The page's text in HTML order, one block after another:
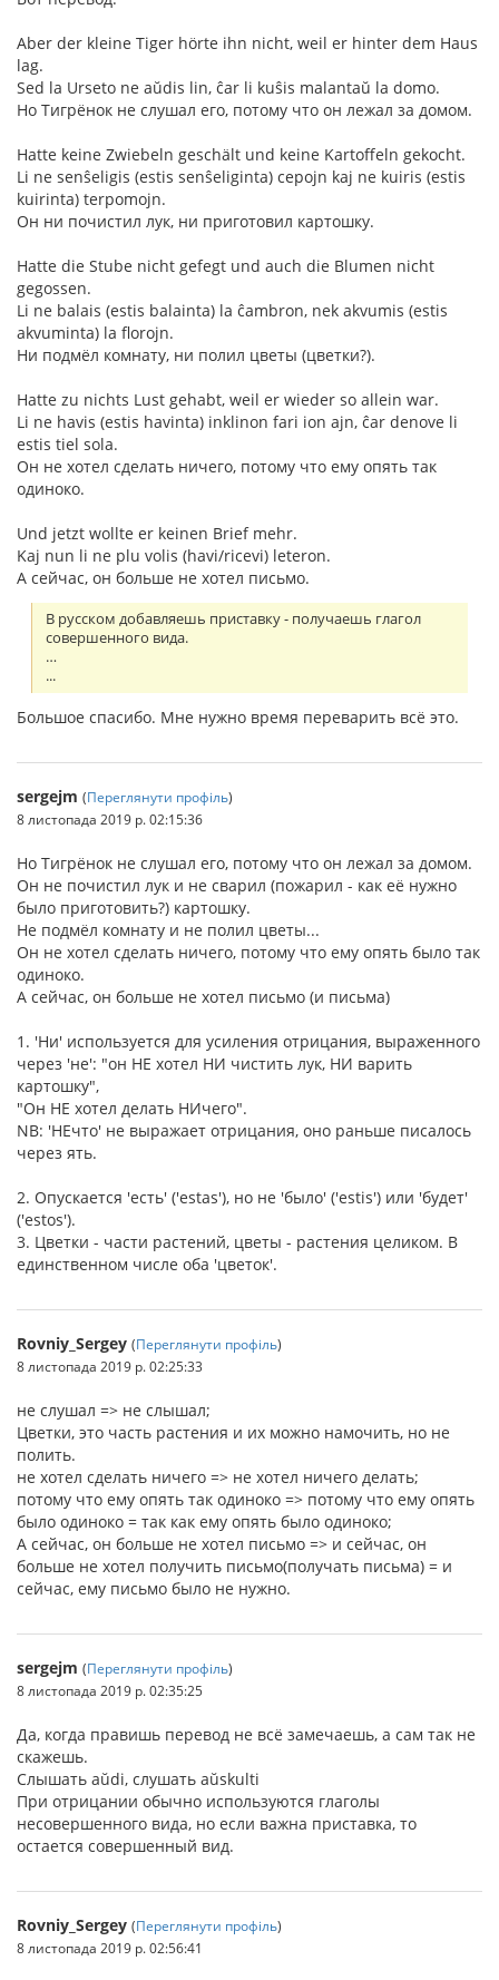
Aber der kleine Tiger hörte ihn nicht, weil er hinter dem Haus
lag.
Sed la Urseto ne aŭdis lin, ĉar li kuŝis malantaŭ la domo.
Но Тигрёнок не слушал его, потому что он лежал за домом.
Hatte keine Zwiebeln geschält und keine Kartoffeln gekocht.
Li ne senŝeligis (estis senŝeliginta) cepojn kaj ne kuiris (estis
kuirinta) terpomojn.
Он ни почистил лук, ни приготовил картошку.
Hatte die Stube nicht gefegt und auch die Blumen nicht
gegossen.
Li ne balais (estis balainta) la ĉambron, nek akvumis (estis
akvuminta) la florojn.
Ни подмёл комнату, ни полил цветы (цветки?).
Hatte zu nichts Lust gehabt, weil er wieder so allein war.
Li ne havis (estis havinta) inklinon fari ion ajn, ĉar denove li
estis tiel sola.
Он не хотел сделать ничего, потому что ему опять так
одиноко.
Und jetzt wollte er keinen Brief mehr.
Kaj nun li ne plu volis (havi/ricevi) leteron.
А сейчас, он больше не хотел письмо.
В русском добавляешь приставку - получаешь глагол
совершенного вида.
…
...
Большое спасибо. Мне нужно время переварить всё это.
sergejm (Переглянути профіль)
8 листопада 2019 р. 02:15:36
Но Тигрёнок не слушал его, потому что он лежал за домом.
Он не почистил лук и не сварил (пожарил - как её нужно
было приготовить?) картошку.
Не подмёл комнату и не полил цветы...
Он не хотел сделать ничего, потому что ему опять было так
одиноко.
А сейчас, он больше не хотел письмо (и письма)
1. 'Ни' используется для усиления отрицания, выраженного
через 'не': "он НЕ хотел НИ чистить лук, НИ варить
картошку",
"Он НЕ хотел делать НИчего".
NB: 'НЕчто' не выражает отрицания, оно раньше писалось
через ять.
2. Опускается 'есть' ('estas'), но не 'было' ('estis') или 'будет'
('estos').
3. Цветки - части растений, цветы - растения целиком. В
единственном числе оба 'цветок'.
Rovniy_Sergey (Переглянути профіль)
8 листопада 2019 р. 02:25:33
не слушал => не слышал;
Цветки, это часть растения и их можно намочить, но не
полить.
не хотел сделать ничего => не хотел ничего делать;
потому что ему опять так одиноко => потому что ему опять
было одиноко = так как ему опять было одиноко;
А сейчас, он больше не хотел письмо => и сейчас, он
больше не хотел получить письмо(получать письма) = и
сейчас, ему письмо было не нужно.
sergejm (Переглянути профіль)
8 листопада 2019 р. 02:35:25
Да, когда правишь перевод не всё замечаешь, а сам так не
скажешь.
Слышать aŭdi, слушать aŭskulti
При отрицании обычно используются глаголы
несовершенного вида, но если важна приставка, то
остается совершенный вид.
Rovniy_Sergey (Переглянути профіль)
8 листопада 2019 р. 02:56:41